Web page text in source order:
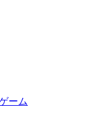
ーム